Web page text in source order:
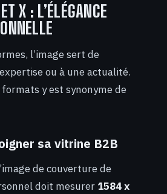
X : L’ÉLÉGANCE
l’image sert de
ou à une actualité.
y est synonyme de
sa vitrine B2B
de couverture de
doit mesurer 1584 x